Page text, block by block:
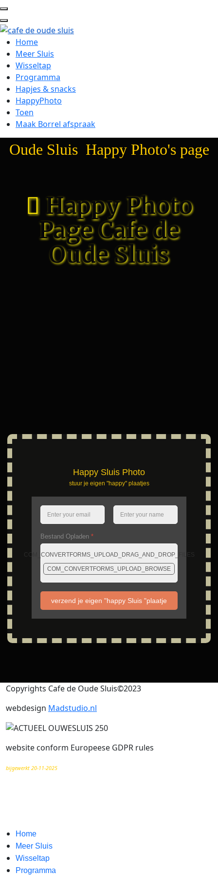
Home
Meer Sluis
Wisseltap
Programma
Hapjes & snacks
HappyPhoto
Toen
Maak Borrel afspraak
Oude Sluis Happy Photo's page
Happy Photo
Page Cafe de
Oude Sluis
Happy Sluis Photo
stuur je eigen "happy" plaatjes
Bestand Opladen *
COM_CONVERTFORMS_UPLOAD_DRAG_AND_DROP_FILES
COM_CONVERTFORMS_UPLOAD_BROWSE
verzend je eigen "happy Sluis "plaatje
Copyrights Cafe de Oude Sluis©2023
webdesign Madstudio.nl
website conform Europeese GDPR rules
bijgewerkt 20-11-2025
Home
Meer Sluis
Wisseltap
Programma